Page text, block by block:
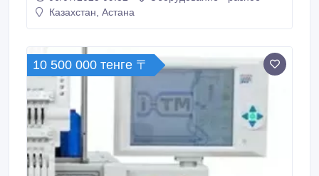
изготавливаем: компенсатор ПГВУ; компенсатор
КСО, СКУ.
Казахстан, Астана
10 500 000 тенге 〒